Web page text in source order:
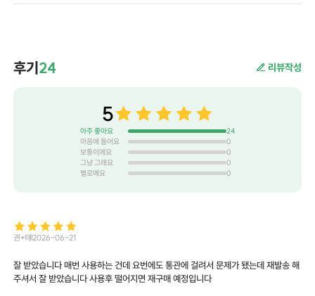
후기24 리뷰작성
5
아주 좋아요
24
마음에 들어요
0
보통이에요
0
그냥 그래요
0
별로예요
0
권*태2026-06-21
잘 받았습니다 매번 사용하는 건데 요번에도 통관에 걸려서 문제가 됐는데 재발송 해
주셔서 잘 받았습니다 사용후 떨어지면 재구매 예정입니다